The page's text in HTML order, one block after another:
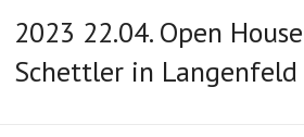
2023 22.04. Open
Schettler in Langenfeld